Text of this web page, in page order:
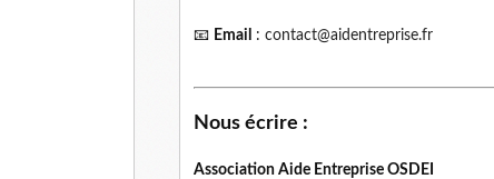
📧 Email : contact@aidentreprise.fr
Nous écrire :
Association Aide Entreprise OSDEI